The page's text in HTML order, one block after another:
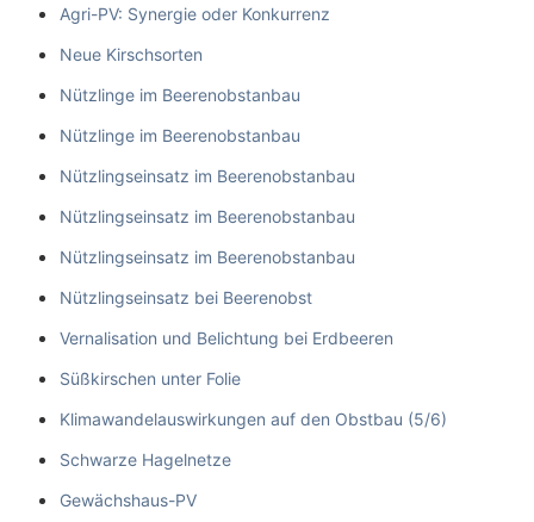
Agri-PV: Synergie oder Konkurrenz
Neue Kirschsorten
Nützlinge im Beerenobstanbau
Nützlinge im Beerenobstanbau
Nützlingseinsatz im Beerenobstanbau
Nützlingseinsatz im Beerenobstanbau
Nützlingseinsatz im Beerenobstanbau
Nützlingseinsatz bei Beerenobst
Vernalisation und Belichtung bei Erdbeeren
Süßkirschen unter Folie
Klimawandelauswirkungen auf den Obstbau (5/6)
Schwarze Hagelnetze
Gewächshaus-PV